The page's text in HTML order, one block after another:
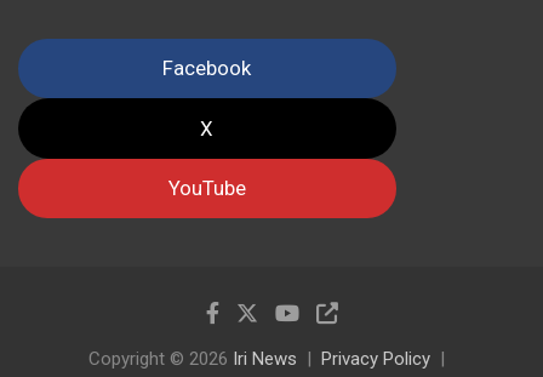
Facebook
X
YouTube
Copyright © 2026 Iri News Privacy Policy